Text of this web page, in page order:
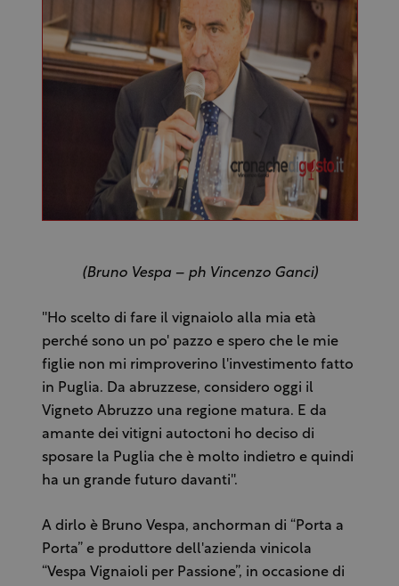
(Bruno Vespa – ph Vincenzo Ganci)
''Ho scelto di fare il vignaiolo alla mia età
perché sono un po' pazzo e spero che le mie
figlie non mi rimproverino l'investimento fatto
in Puglia. Da abruzzese, considero oggi il
Vigneto Abruzzo una regione matura. E da
amante dei vitigni autoctoni ho deciso di
sposare la Puglia che è molto indietro e quindi
ha un grande futuro davanti''.
A dirlo è Bruno Vespa, anchorman di “Porta a
Porta” e produttore dell'azienda vinicola
“Vespa Vignaioli per Passione”, in occasione di